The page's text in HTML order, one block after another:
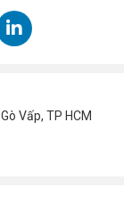
Vấp, TP HCM